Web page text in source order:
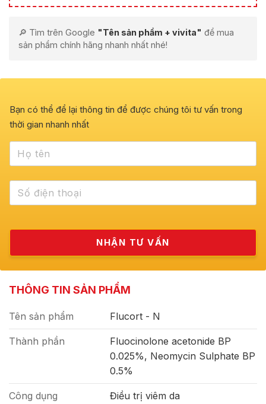
🔎 Tìm trên Google "Tên sản phẩm + vivita" để mua
sản phẩm chính hãng nhanh nhất nhé!
Bạn có thể để lại thông tin để được chúng tôi tư vấn trong
thời gian nhanh nhất
THÔNG TIN SẢN PHẨM
Tên sản phẩm Flucort - N
Thành phần
Fluocinolone acetonide BP
0.025%, Neomycin Sulphate BP
0.5%
Công dụng Điều trị viêm da